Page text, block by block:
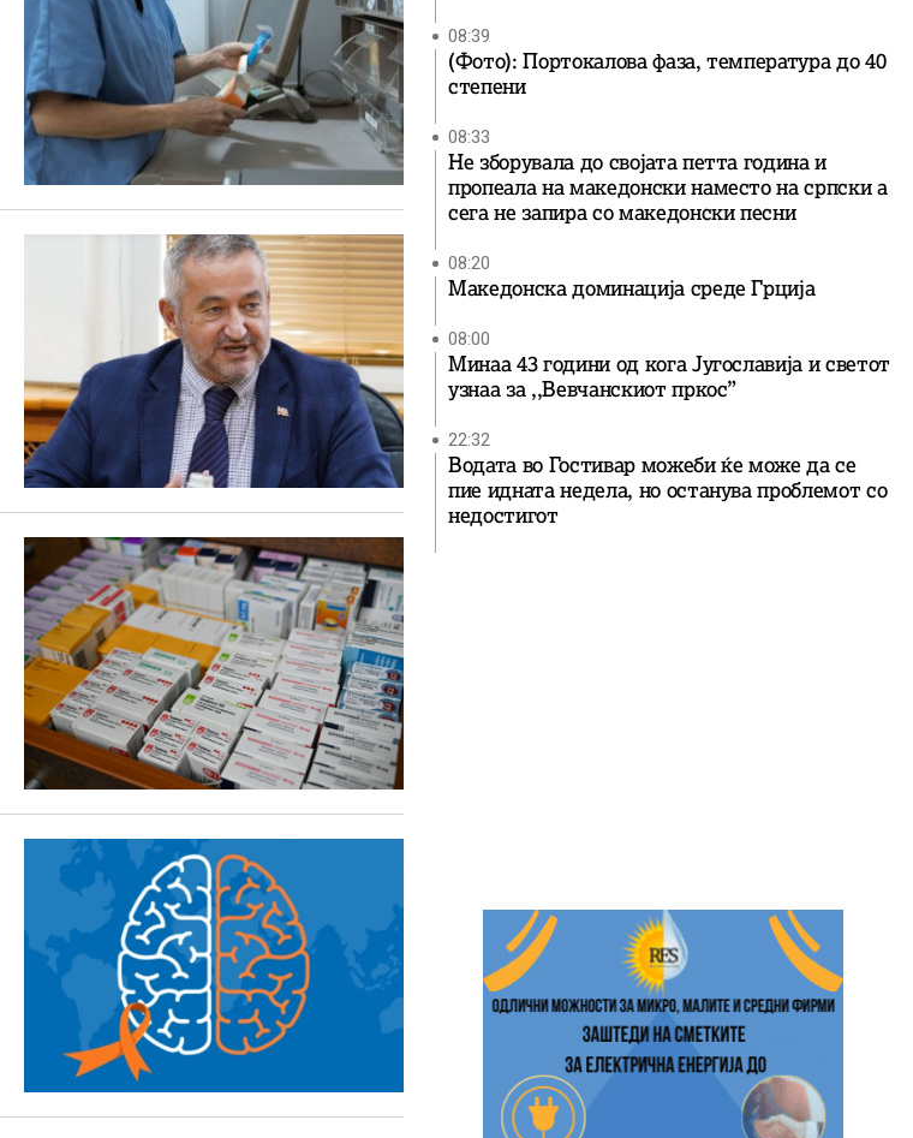
08:39
(Фото): Портокалова фаза, температура до 40
степени
08:33
Не зборувала до својата петта година и
пропеала на македонски наместо на српски а
сега не запира со македонски песни
08:20
Македонска доминација среде Грција
08:00
Минаа 43 години од кога Југославија и светот
узнаа за ,,Вевчанскиот пркос”
22:32
Водата во Гостивар можеби ќе може да се
пие идната недела, но останува проблемот со
недостигот